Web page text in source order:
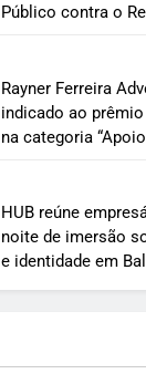
Público contra o
Rayner Ferreira
indicado ao
na categoria
HUB reúne
noite de imersão
e identidade em